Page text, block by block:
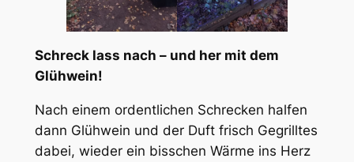
Schreck lass nach – und her mit dem
Glühwein!
Nach einem ordentlichen Schrecken halfen
dann Glühwein und der Duft frisch Gegrilltes
dabei, wieder ein bisschen Wärme ins Herz